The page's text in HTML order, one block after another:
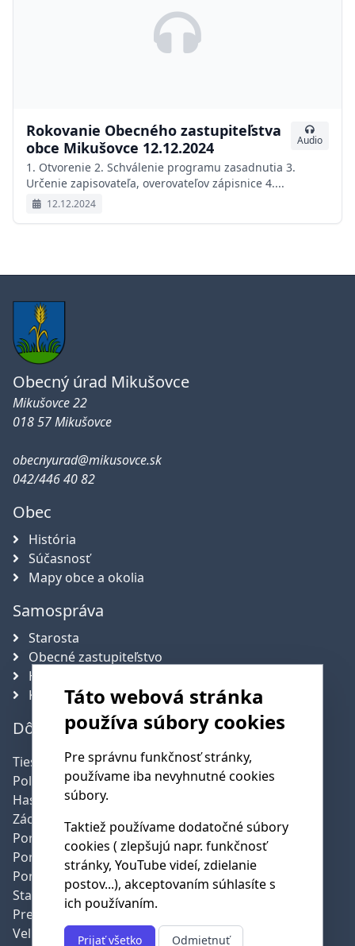
Rokovanie Obecného zastupiteľstva
obce Mikušovce 12.12.2024
Audio
1. Otvorenie 2. Schválenie programu zasadnutia 3.
Určenie zapisovateľa, overovateľov zápisnice 4....
12.12.2024
Obecný úrad Mikušovce
Mikušovce 22
018 57 Mikušovce
obecnyurad@mikusovce.sk
042/446 40 82
Obec
História
Súčasnosť
Mapy obce a okolia
Samospráva
Starosta
Obecné zastupiteľstvo
Hlavný kontrolór obce
Komisie
Dôležité telefónne čísla
Tiesňová linka:112
Polícia:
158
Hasičská služba:
Záchranná služba:
155
Poruchy SSE: 0800 159 000
Poruchy SPP: 0850 111 727
Poruchy pev.linky:
0800 123 777
Starostka obce: 0907 393 947
Predseda DHZ:
Veliteľ DHZ: 0908 211 579
Táto webová stránka
používa súbory cookies
Pre správnu funkčnosť stránky,
používame iba nevyhnutné cookies
súbory.
Taktiež používame dodatočné súbory
cookies ( zlepšujú napr. funkčnosť
stránky, YouTube videí, zdielanie
postov...), akceptovaním súhlasíte s
ich používaním.
Prijať všetko Odmietnuť